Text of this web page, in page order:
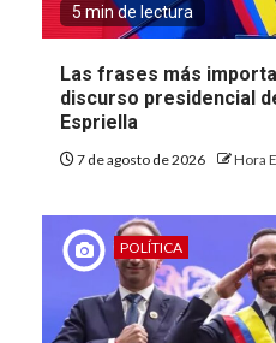
5 min de lectura
Las frases más
discurso presidencial
Espriella
7 de agosto de 2026 Hora
POLÍTICA